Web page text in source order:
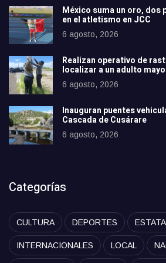
México suma un oro, dos
en el atletismo en JCC
6 agosto, 2026
Realizan operativo de
localizar a un adulto
6 agosto, 2026
Inauguran puentes
Cascada de Cusárare
6 agosto, 2026
Categorías
CULTURA DEPORTES
INTERNACIONALES LOCAL